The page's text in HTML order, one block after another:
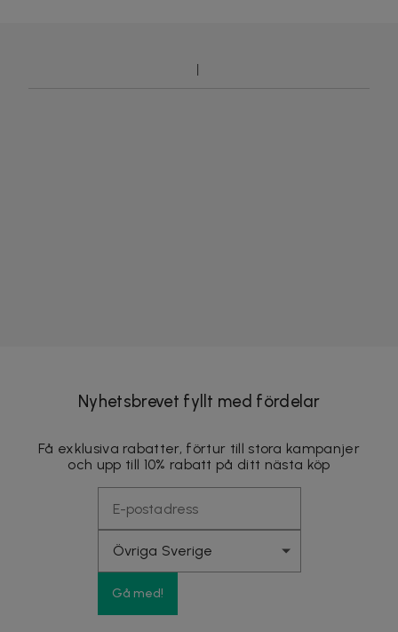
Nyhetsbrevet fyllt med fördelar
Få exklusiva rabatter, förtur till stora kampanjer
och upp till 10% rabatt på ditt nästa köp
Gå med!